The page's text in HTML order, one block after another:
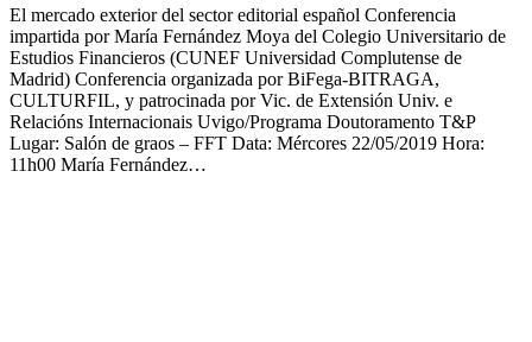
El mercado exterior del sector editorial español Conferencia
impartida por María Fernández Moya del Colegio Universitario de
Estudios Financieros (CUNEF Universidad Complutense de
Madrid) Conferencia organizada por BiFega-BITRAGA,
CULTURFIL, y patrocinada por Vic. de Extensión Univ. e
Relacións Internacionais Uvigo/Programa Doutoramento T&P
Lugar: Salón de graos – FFT Data: Mércores 22/05/2019 Hora:
11h00 María Fernández…